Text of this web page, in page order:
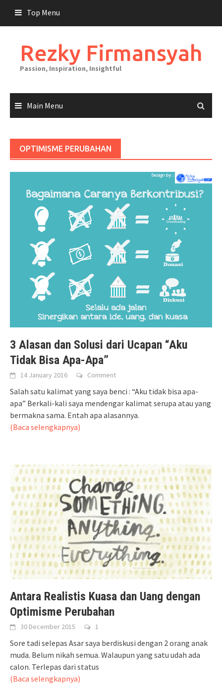
content
Top Menu
Rezky Firmansyah
Passion, Inspiration, Insightful
Main Menu
OPTIMISME PERUBAHAN
3 Alasan dan Solusi dari Ucapan “Aku
Tidak Bisa Apa-Apa”
14 January 2016 Comment
Salah satu kalimat yang saya benci : “Aku tidak bisa apa-
apa” Berkali-kali saya mendengar kalimat serupa atau yang
bermakna sama. Entah apa alasannya.
(Baca selengkapnya)
Antara Realistis Kuasa dan Uang dengan
Optimisme Perubahan
30 December 2015 1
Sore tadi selepas Asar saya berdiskusi dengan 2 orang anak
muda. Belum nikah semua. Walaupun yang satu udah ada
calon. Terlepas dari status
(Baca selengkapnya)